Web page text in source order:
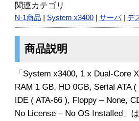
関連カテゴリ
N-1商品 System x3400 サーバ| デ
商品説明
「System x3400, 1 x Dual-Core
RAM 1 GB, HD 0GB, Serial ATA
IDE ( ATA-66 ), Floppy – None,
No License – No OS Installed」